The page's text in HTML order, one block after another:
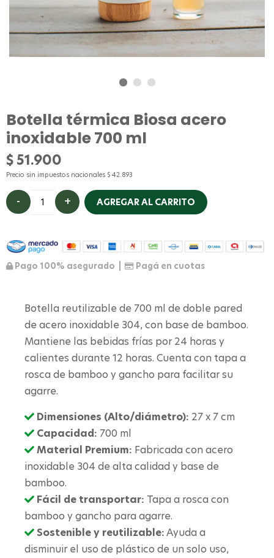
Botella térmica Biosa acero
inoxidable 700 ml
$51.900
Precio sin impuestos nacionales $ 42.893
AGREGAR AL CARRITO
Pago 100% asegurado | Pagá en cuotas
Botella reutilizable de 700 ml de doble pared
de acero inoxidable 304, con base de bamboo.
Mantiene las bebidas frías por 24 horas y
calientes durante 12 horas. Cuenta con tapa a
rosca de bamboo y gancho para facilitar su
agarre.
Dimensiones (Alto/diámetro): 27 x 7 cm
Capacidad: 700 ml
Material Premium: Fabricada con acero
inoxidable 304 de alta calidad y base de
bamboo.
Fácil de transportar: Tapa a rosca con
bamboo y gancho para agarre.
Sostenible y reutilizable:Ayuda a
disminuir el uso de plástico de un solo uso,